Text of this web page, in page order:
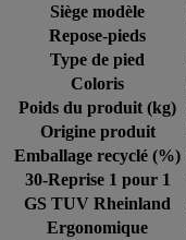
Siège modèle
Repose-pieds
Type de pied
Coloris
Poids du produit (kg)
Origine produit
Emballage recyclé (%)
30-Reprise 1 pour 1
GS TUV Rheinland
Ergonomique